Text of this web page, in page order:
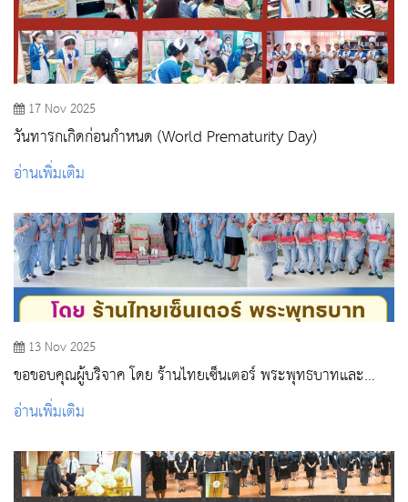
17 Nov 2025
วันทารกเกิดก่อนกำหนด (World Prematurity Day)
อ่านเพิ่มเติม
13 Nov 2025
ขอขอบคุณผู้บริจาค โดย ร้านไทยเซ็นเตอร์ พระพุทธบาทและ
พญ.กุลจิรา สมบัติพิบูลพร ได้บริจาครองเท้า จำนวน 166 คู่
อ่านเพิ่มเติม